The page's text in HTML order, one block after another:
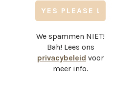
We spammen NIET!
Bah! Lees ons
privacybeleid voor
meer info.